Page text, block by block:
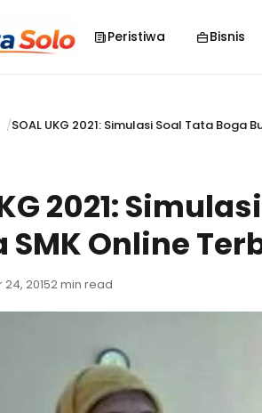
Peristiwa Bisnis
SOAL UKG 2021: Simulasi Soal Tata Boga
2021:
SMK Online
20152 min read